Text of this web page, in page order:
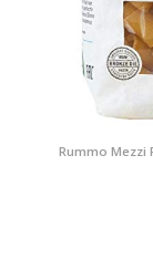
Rummo Mezzi